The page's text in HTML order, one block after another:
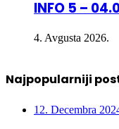
INFO 5 –
4. Avgusta 2026.
Najpopularniji
12. Decembra